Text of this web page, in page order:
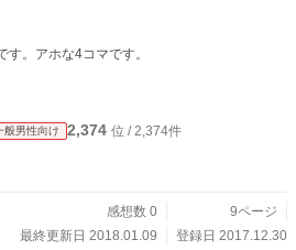
す。アホな4コマです。
般男性向け 2,374 位 / 2,374件
感想数 0
9ページ
最終更新日 2018.01.09
登録日 2017.12.30